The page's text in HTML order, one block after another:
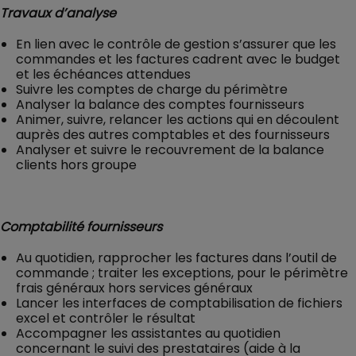
Travaux d’analyse
En lien avec le contrôle de gestion s’assurer que les
commandes et les factures cadrent avec le budget
et les échéances attendues
Suivre les comptes de charge du périmètre
Analyser la balance des comptes fournisseurs
Animer, suivre, relancer les actions qui en découlent
auprès des autres comptables et des fournisseurs
Analyser et suivre le recouvrement de la balance
clients hors groupe
Comptabilité fournisseurs
Au quotidien, rapprocher les factures dans l’outil de
commande ; traiter les exceptions, pour le périmètre
frais généraux hors services généraux
Lancer les interfaces de comptabilisation de fichiers
excel et contrôler le résultat
Accompagner les assistantes au quotidien
concernant le suivi des prestataires (aide à la